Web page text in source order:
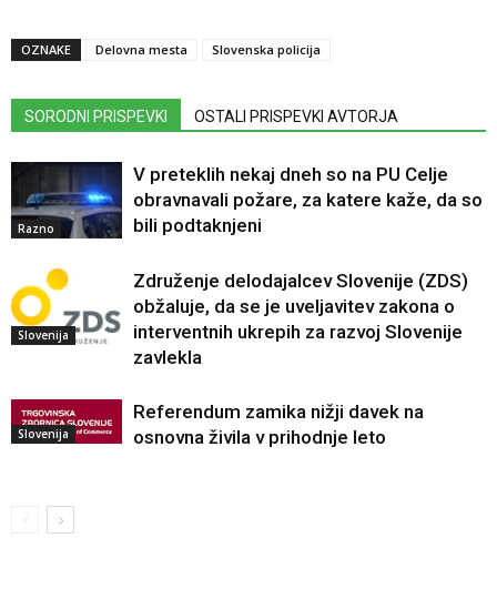
OZNAKE Delovna mesta Slovenska policija
SORODNI PRISPEVKI OSTALI PRISPEVKI AVTORJA
Razno
V preteklih nekaj dneh so na PU Celje
obravnavali požare, za katere kaže, da so
bili podtaknjeni
Slovenija
Združenje delodajalcev Slovenije (ZDS)
obžaluje, da se je uveljavitev zakona o
interventnih ukrepih za razvoj Slovenije
zavlekla
Slovenija
Referendum zamika nižji davek na
osnovna živila v prihodnje leto